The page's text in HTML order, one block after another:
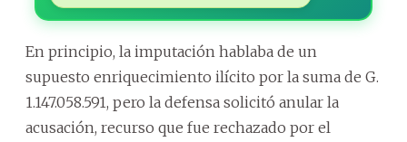
En principio, la imputación hablaba de un
supuesto enriquecimiento ilícito por la suma de G.
1.147.058.591, pero la defensa solicitó anular la
acusación, recurso que fue rechazado por el